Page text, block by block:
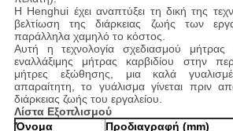
Η Henghui έχει αναπτύξει τη δική της
βελτίωση της διάρκειας ζωής των
παράλληλα χαμηλό το κόστος.
Αυτή η τεχνολογία σχεδιασμού μήτρας
εναλλάξιμης μήτρας καρβιδίου στην
μήτρες εξώθησης, μια καλά
απαραίτητη, το γυάλισμα γίνεται πριν
διάρκειας ζωής του εργαλείου.
Λίστα Εξοπλισμού
Όνομα
Προδιαγραφή (mm)